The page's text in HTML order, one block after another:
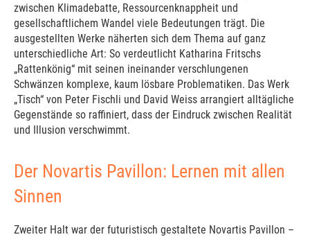
zwischen Klimadebatte, Ressourcenknappheit und
gesellschaftlichem Wandel viele Bedeutungen trägt. Die
ausgestellten Werke näherten sich dem Thema auf ganz
unterschiedliche Art: So verdeutlicht Katharina Fritschs
„Rattenkönig“ mit seinen ineinander verschlungenen
Schwänzen komplexe, kaum lösbare Problematiken. Das Werk
„Tisch“ von Peter Fischli und David Weiss arrangiert alltägliche
Gegenstände so raffiniert, dass der Eindruck zwischen Realität
und Illusion verschwimmt.
Der Novartis Pavillon: Lernen mit allen
Sinnen
Zweiter Halt war der futuristisch gestaltete Novartis Pavillon –